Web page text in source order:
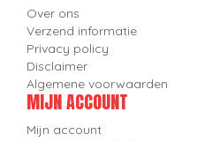
Over ons
Verzend informatie
Privacy policy
Disclaimer
Algemene voorwaarden
MIJN ACCOUNT
Mijn account